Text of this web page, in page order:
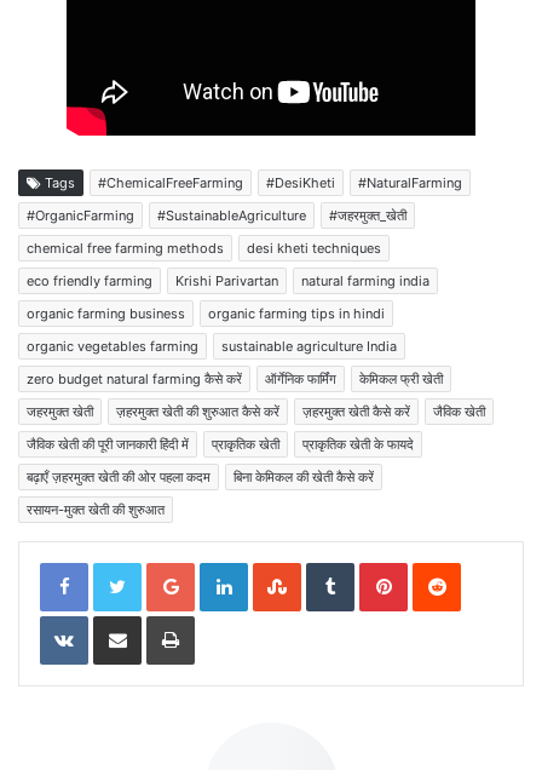
Tags #ChemicalFreeFarming #DesiKheti
#NaturalFarming
#OrganicFarming
#SustainableAgriculture
#जहरमुक्त_खेती
chemical free farming methods
desi kheti techniques
eco friendly farming
Krishi Parivartan
natural farming india
organic farming business
organic farming tips in hindi
organic vegetables farming
sustainable agriculture India
zero budget natural farming कैसे करें
ऑर्गेनिक फार्मिंग
केमिकल फ्री खेती
जहरमुक्त खेती
ज़हरमुक्त खेती की शुरुआत कैसे करें ज़हरमुक्त खेती कैसे करें
जैविक खेती
जैविक खेती की पूरी जानकारी हिंदी में
प्राकृतिक खेती
प्राकृतिक खेती के फायदे
बढ़ाएँ ज़हरमुक्त खेती की ओर पहला कदम
बिना केमिकल की खेती कैसे करें
रसायन-मुक्त खेती की शुरुआत
Google+LinkedInStumbleUpon
TumblrPinterestReddit
VKontakte
Share via Email Print